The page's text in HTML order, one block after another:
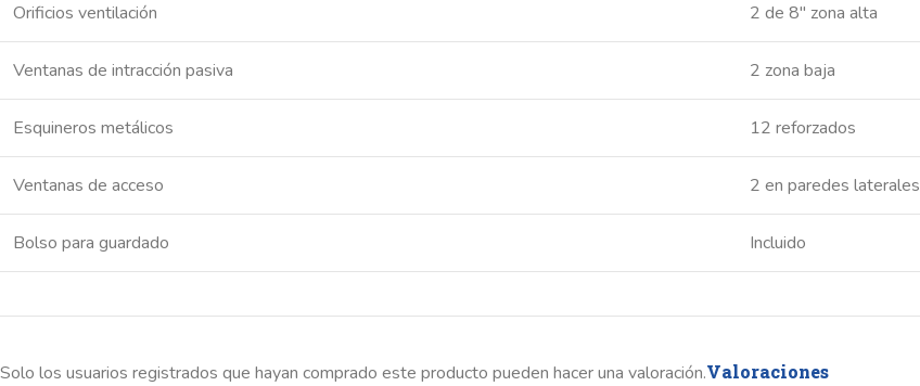
Orificios ventilación 2 de 8″ zona alta
Ventanas de intracción pasiva 2 zona baja
Esquineros metálicos 12 reforzados
Ventanas de acceso 2 en paredes laterales
Bolso para guardado Incluido
Valoraciones
Solo los usuarios registrados que hayan comprado este producto pueden hacer una valoración.